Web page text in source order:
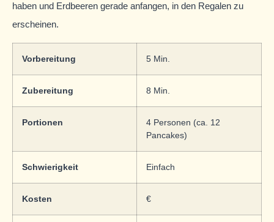
haben und Erdbeeren gerade anfangen, in den Regalen zu
erscheinen.
Vorbereitung 5 Min.
Zubereitung 8 Min.
Portionen
4 Personen (ca. 12
Pancakes)
Schwierigkeit Einfach
Kosten €